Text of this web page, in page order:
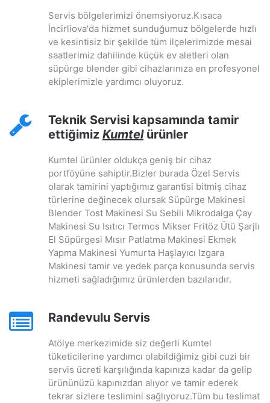
Servis bölgelerimizi önemsiyoruz.Kısaca
İncirliova'da hizmet sunduğumuz bölgelerde hızlı
ve kesintisiz bir şekilde tüm ilçelerimizde mesai
saatlerimiz dahilinde küçük ev aletleri olan
süpürge blender gibi cihazlarınıza en profesyonel
ekiplerimizle yardımcı oluyoruz.
Teknik Servisi kapsamında tamir
ettiğimiz Kumtelürünler
Kumtel ürünler oldukça geniş bir cihaz
portföyüne sahiptir.Bizler burada Özel Servis
olarak tamirini yaptığımız garantisi bitmiş cihaz
türlerine değinecek olursak Süpürge Makinesi
Blender Tost Makinesi Su Sebili Mikrodalga Çay
Makinesi Su Isıtıcı Termos Mikser Fritöz Ütü Şarjlı
El Süpürgesi Mısır Patlatma Makinesi Ekmek
Yapma Makinesi Yumurta Haşlayıcı Izgara
Makinesi tamir ve yedek parça konusunda servis
hizmeti sağladığımız ürünlerden bazılarıdır.
Randevulu Servis
Atölye merkezimide siz değerli Kumtel
tüketicilerine yardımcı olabildiğimiz gibi cuzi bir
servis ücreti karşılığında kapınıza kadar da gelip
ürününüzü kapınızdan alıyor ve tamir ederek
tekrar sizlere teslimini sağlıyoruz.Tüm bu teslimat